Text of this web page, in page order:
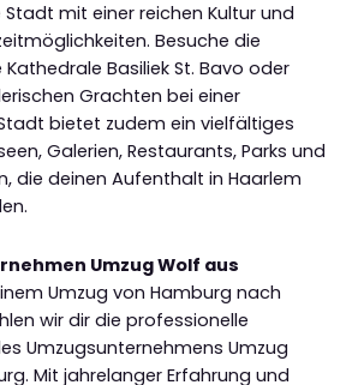
mit einer reichen Kultur und
Besuche die
Basiliek St. Bavo oder
Grachten bei einer
bietet zudem ein vielfältiges
Galerien, Restaurants, Parks und
die deinen Aufenthalt in Haarlem
Umzug Wolf aus
Umzug von Hamburg nach
wir dir die professionelle
Umzugsunternehmens Umzug
Mit jahrelanger Erfahrung und